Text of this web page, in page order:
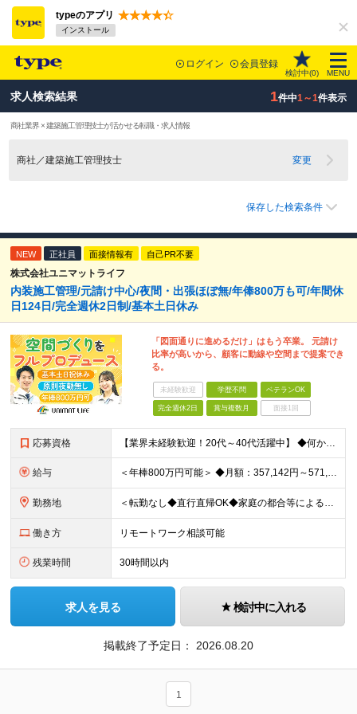
typeのアプリ
インストール
ログイン 会員登録
検討中(0) MENU
求人検索結果 1件中1～1件表示
商社業界 × 建築施工管理技士が活かせる転職・求人情報
商社／建築施工管理技士 変更
保存した検索条件
NEW 正社員 面接情報有 自己PR不要
株式会社ユニマットライフ
内装施工管理/元請け中心/夜間・出張ほぼ無/年俸800万も可/年間休
日124日/完全週休2日制/基本土日休み
「図面通りに進めるだけ」はもう卒業。 元請け
比率が高いから、顧客に動線や空間まで提案でき
る。
未経験歓迎 学歴不問 ベテランOK
完全週休2日 賞与複数月 面接1回
応募資格 【業界未経験歓迎！20代～40代活躍中】 ◆何かしらの施工管理経験をお持ちの方（施工の規模や年数は不問） ※工務店での経験も大歓迎です！ ※学歴不問 ～このような方にオススメです～ ・ゼロベースで空
給与 ＜年棒800万円可能＞ ◆月額：357,142円～571,428円（14分割）（一律手当を含む） ◆年俸制：500万円～800万円 ※年俸額の1/14を毎月支給（残りの2/14は6・12月に賞与支給
勤務地 ＜転勤なし◆直行直帰OK◆家庭の都合等によるリモートワークも相談可＞ 【勤務先】 ※下記いずれかの配属となります ※希望する勤務地への配属いたします ■本社 東京都港区南青山2-12-14 ユニマ
働き方 リモートワーク相談可能
残業時間 30時間以内
求人を見る 検討中に入れる
掲載終了予定日： 2026.08.20
1